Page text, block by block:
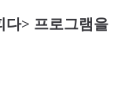
다> 프로그램을